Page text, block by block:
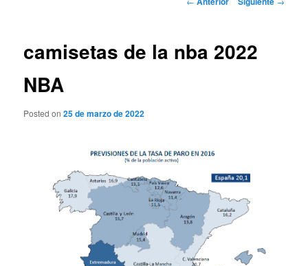
camisetas de la nba 2022
NBA
Posted on25 de marzo de 2022